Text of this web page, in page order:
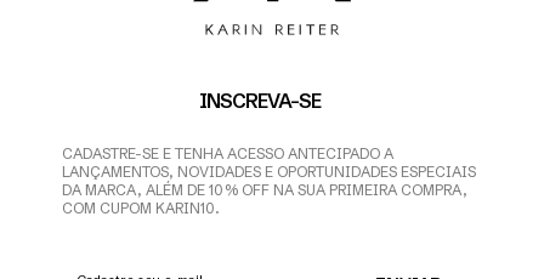
INSCREVA-SE
CADASTRE-SE E TENHA ACESSO ANTECIPADO A
LANÇAMENTOS, NOVIDADES E OPORTUNIDADES ESPECIAIS
DA MARCA, ALÉM DE 10% OFF NA SUA PRIMEIRA COMPRA,
COM CUPOM KARIN10.